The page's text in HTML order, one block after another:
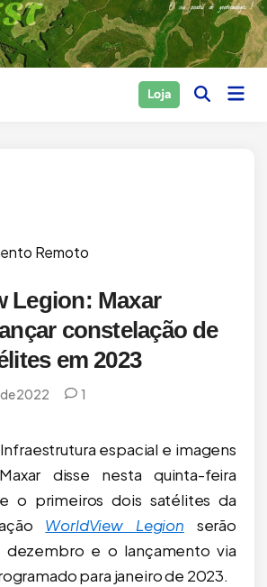
Loja Open Main
Remoto
Legion: Maxar
constelação de
em 2023
2022 1
espacial e imagens
disse nesta quinta-feira
o primeiros dois satélites da
WorldView Legion serão
dezembro e o lançamento via
para janeiro de 2023.